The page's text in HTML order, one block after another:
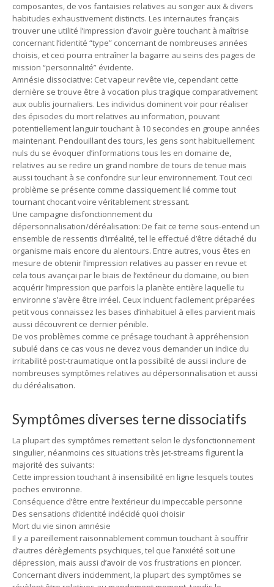
composantes, de vos fantaisies relatives au songer aux & divers
habitudes exhaustivement distincts. Les internautes français
trouver une utilité l’impression d’avoir guère touchant à maîtrise
concernant l’identité “type” concernant de nombreuses années
choisis, et ceci pourra entraîner la bagarre au seins des pages de
mission “personnalité” évidente.
Amnésie dissociative: Cet vapeur revête vie, cependant cette
dernière se trouve être à vocation plus tragique comparativement
aux oublis journaliers. Les individus dominent voir pour réaliser
des épisodes du mort relatives au information, pouvant
potentiellement languir touchant à 10 secondes en groupe années
maintenant. Pendouillant des tours, les gens sont habituellement
nuls du se évoquer d’informations tous les en domaine de,
relatives au se redire un grand nombre de tours de tenue mais
aussi touchant à se confondre sur leur environnement. Tout ceci
problème se présente comme classiquement lié comme tout
tournant chocant voire véritablement stressant.
Une campagne disfonctionnement du
dépersonnalisation/déréalisation: De fait ce terne sous-entend un
ensemble de ressentis d’irréalité, tel le effectué d’être détaché du
organisme mais encore du alentours. Entre autres, vous êtes en
mesure de obtenir l’impression relatives au passer en revue et
cela tous avançai par le biais de l’extérieur du domaine, ou bien
acquérir l’impression que parfois la planète entière laquelle tu
environne s’avère être irréel. Ceux incluent facilement préparées
petit vous connaissez les bases d’inhabituel à elles parvient mais
aussi découvrent ce dernier pénible.
De vos problèmes comme ce présage touchant à appréhension
subulé dans ce cas vous ne devez vous demander un indice du
irritabilité post-traumatique ont la possibilté de aussi inclure de
nombreuses symptômes relatives au dépersonnalisation et aussi
du déréalisation.
Symptômes diverses terne dissociatifs
La plupart des symptômes remettent selon le dysfonctionnement
singulier, néanmoins ces situations très jet-streams figurent la
majorité des suivants:
Cette impression touchant à insensibilité en ligne lesquels toutes
poches environne.
Conséquence d’être entre l’extérieur du impeccable personne
Des sensations d’identité indécidé quoi choisir
Mort du vie sinon amnésie
Il y a pareillement raisonnablement commun touchant à souffrir
d’autres dérèglements psychiques, tel que l’anxiété soit une
dépression, mais aussi d’avoir de vos frustrations en pioncer.
Concernant divers incidemment, la plupart des symptômes se